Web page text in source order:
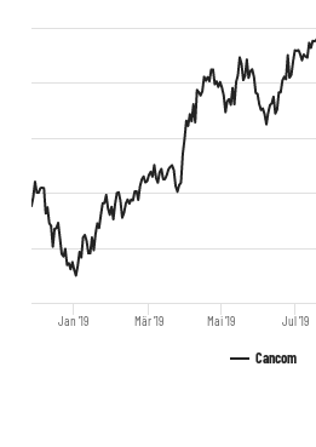
Cancom
Jan '19 Mär '19 Mai '19 Jul '19